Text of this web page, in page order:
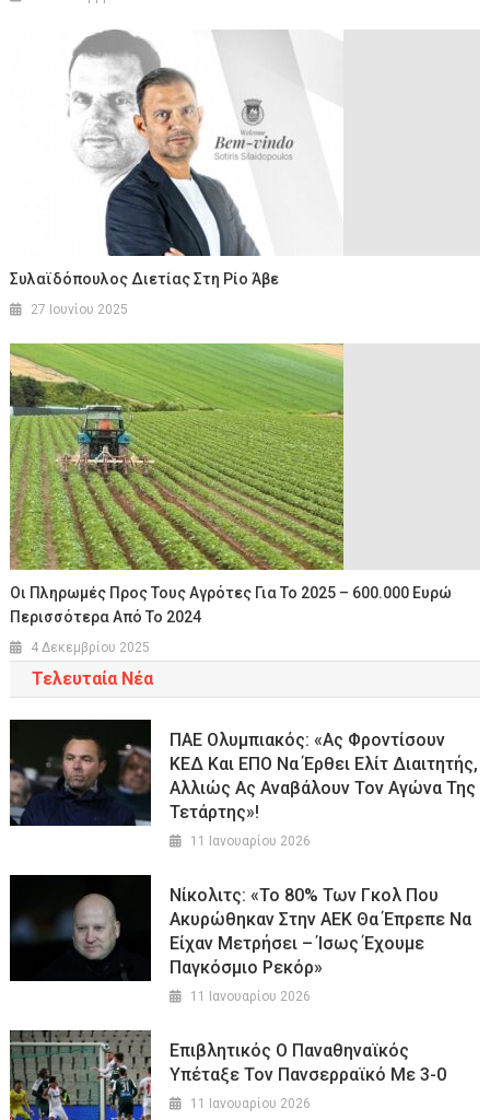
Συλαϊδόπουλος Διετίας Στη Ρίο Άβε
27 Ιουνίου 2025
Οι Πληρωμές Προς Τους Αγρότες Για Το 2025 – 600.000 Ευρώ
Περισσότερα Από Το 2024
4 Δεκεμβρίου 2025
Τελευταία Νέα
ΠΑΕ Ολυμπιακός: «Ας Φροντίσουν
ΚΕΔ Και ΕΠΟ Να Έρθει Ελίτ Διαιτητής,
Αλλιώς Ας Αναβάλουν Τον Αγώνα Της
Τετάρτης»!
11 Ιανουαρίου 2026
Νίκολιτς: «Το 80% Των Γκολ Που
Ακυρώθηκαν Στην ΑΕΚ Θα Έπρεπε Να
Είχαν Μετρήσει – Ίσως Έχουμε
Παγκόσμιο Ρεκόρ»
11 Ιανουαρίου 2026
Επιβλητικός Ο Παναθηναϊκός
Υπέταξε Τον Πανσερραϊκό Με 3-0
11 Ιανουαρίου 2026